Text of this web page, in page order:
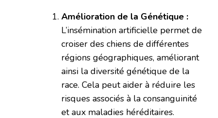
Amélioration de la Génétique :
L’insémination artificielle permet de
croiser des chiens de différentes
régions géographiques, améliorant
ainsi la diversité génétique de la
race. Cela peut aider à réduire les
risques associés à la consanguinité
et aux maladies héréditaires.